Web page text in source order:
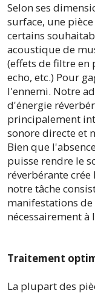
Selon ses
surface, une
certains
acoustique de
(effets de filtre en
echo, etc.) Pour
l'ennemi. Notre
d'énergie
principalement
sonore directe et
Bien que
puisse rendre le
réverbérante crée
notre tâche
manifestations
nécessairement
Traitement
La plupart des